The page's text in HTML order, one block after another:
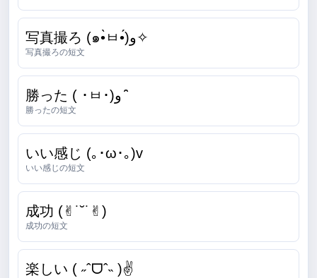
写真撮ろ (๑•̀ㅂ•́)و✧
写真撮ろの短文
勝った ( ･ㅂ･)و ̑̑
勝ったの短文
いい感じ (｡･ω･｡)v
いい感じの短文
成功 (✌︎˙˘˙✌︎)
成功の短文
楽しい ( ˶ˆᗜˆ˵ )✌